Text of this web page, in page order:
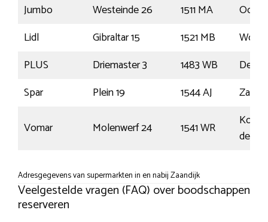
Jumbo
Westeinde 26 1511 MA
Lidl
Gibraltar 15 1521 MB
PLUS
Driemaster 3 1483 WB
De
Spar
Plein 19 1544 AJ
Vomar
Molenwerf 24 1541 WR
Koog
de
Adresgegevens van supermarkten in en nabij Zaandijk
Veelgestelde vragen (FAQ) over boodschappen
reserveren